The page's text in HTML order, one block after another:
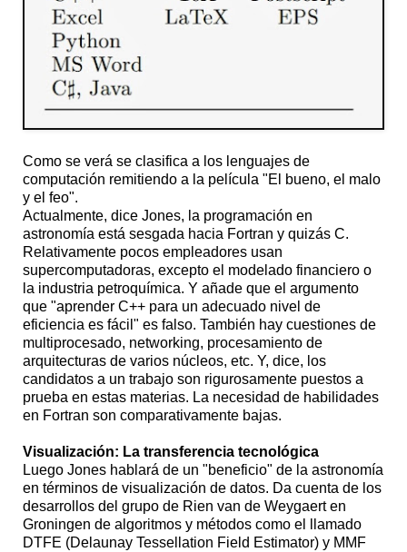
Como se verá se clasifica a los lenguajes de
computación remitiendo a la película "El bueno, el malo
y el feo".
Actualmente, dice Jones, la programación en
astronomía está sesgada hacia Fortran y quizás C.
Relativamente pocos empleadores usan
supercomputadoras, excepto el modelado financiero o
la industria petroquímica. Y añade que el argumento
que "aprender C++ para un adecuado nivel de
eficiencia es fácil" es falso. También hay cuestiones de
multiprocesado, networking, procesamiento de
arquitecturas de varios núcleos, etc. Y, dice, los
candidatos a un trabajo son rigurosamente puestos a
prueba en estas materias. La necesidad de habilidades
en Fortran son comparativamente bajas.
Visualización: La transferencia tecnológica
Luego Jones hablará de un "beneficio" de la astronomía
en términos de visualización de datos. Da cuenta de los
desarrollos del grupo de Rien van de Weygaert en
Groningen de algoritmos y métodos como el llamado
DTFE (Delaunay Tessellation Field Estimator) y MMF